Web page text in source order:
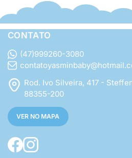
CONTATO
(47)999260-3080
Rod. Ivo Silveira, 417 -
88355-200
VER NO MAPA